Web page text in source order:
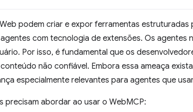
podem criar e expor ferramentas estruturadas
com tecnologia de extensões. Os agentes
Por isso, é fundamental que os
não confiável. Embora essa ameaça
especialmente relevantes para agentes que
precisam abordar ao usar o WebMCP: